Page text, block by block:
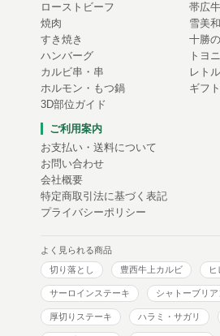
ローストビーフ
焼肉
すき焼き
ハンバーグ
カルビ串・串
ホルモン・もつ鍋
3D部位ガイド
帯広
雪美
十勝
トヨ
レト
ギフ
ご利用案内
お支払い・送料について
お問い合わせ
会社概要
特定商取引法に基づく表記
プライバシーポリシー
よく見られる商品
切り落とし
豊西牛上カルビ
サーロインステーキ シャトーブリア
厚切りステーキ ハラミ・サガリ